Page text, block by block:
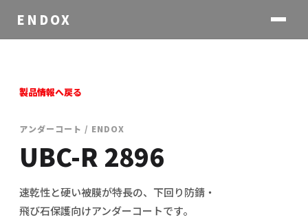
ENDOX
製品情報へ戻る
アンダーコート / ENDOX
UBC-R 2896
速乾性と硬い被膜が特長の、下回り防錆・
飛び石保護向けアンダーコートです。